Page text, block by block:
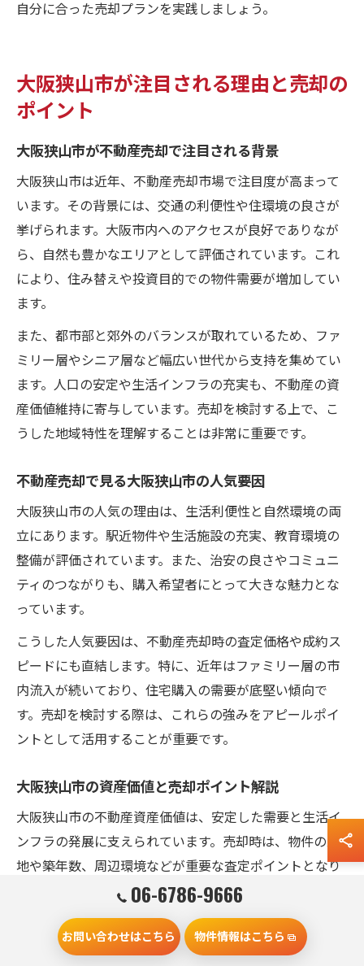
自分に合った売却プランを実践しましょう。
大阪狭山市が注目される理由と売却の
ポイント
大阪狭山市が不動産売却で注目される背景
大阪狭山市は近年、不動産売却市場で注目度が高まって
います。その背景には、交通の利便性や住環境の良さが
挙げられます。大阪市内へのアクセスが良好でありなが
ら、自然も豊かなエリアとして評価されています。これ
により、住み替えや投資目的での物件需要が増加してい
ます。
また、都市部と郊外のバランスが取れているため、ファ
ミリー層やシニア層など幅広い世代から支持を集めてい
ます。人口の安定や生活インフラの充実も、不動産の資
産価値維持に寄与しています。売却を検討する上で、こ
うした地域特性を理解することは非常に重要です。
不動産売却で見る大阪狭山市の人気要因
大阪狭山市の人気の理由は、生活利便性と自然環境の両
立にあります。駅近物件や生活施設の充実、教育環境の
整備が評価されています。また、治安の良さやコミュニ
ティのつながりも、購入希望者にとって大きな魅力とな
っています。
こうした人気要因は、不動産売却時の査定価格や成約ス
ピードにも直結します。特に、近年はファミリー層の市
内流入が続いており、住宅購入の需要が底堅い傾向で
す。売却を検討する際は、これらの強みをアピールポイ
ントとして活用することが重要です。
大阪狭山市の資産価値と売却ポイント解説
大阪狭山市の不動産資産価値は、安定した需要と生活イ
ンフラの発展に支えられています。売却時は、物件の立
地や築年数、周辺環境などが重要な査定ポイントとなり
ます。また、リフォーム歴や管理状況も査定額に影響し
資産価値を守るためには、適切なタイミングでの売却
06-6786-9666
お問い合わせはこちら 物件情報はこちら